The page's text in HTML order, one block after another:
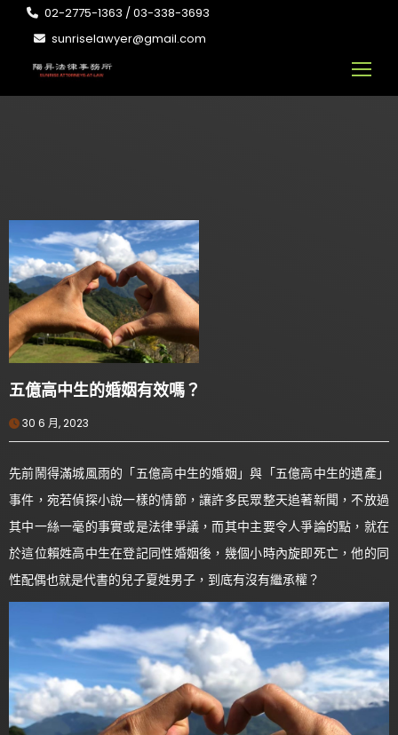
02-2775-1363 / 03-338-3693
sunriselawyer@gmail.com
五億高中生的婚姻有效嗎？
30 6 月, 2023
先前鬧得滿城風雨的「五億高中生的婚姻」與「五億高中生的遺產」
事件，宛若偵探小說一樣的情節，讓許多民眾整天追著新聞，不放過
其中一絲一毫的事實或是法律爭議，而其中主要令人爭論的點，就在
於這位賴姓高中生在登記同性婚姻後，幾個小時內旋即死亡，他的同
性配偶也就是代書的兒子夏姓男子，到底有沒有繼承權？